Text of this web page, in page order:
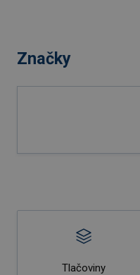
Značky
Tlačoviny